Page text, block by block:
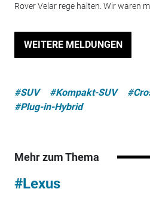
Rover Velar rege halten. Wir waren
WEITERE MELDUNGEN
#SUV #Kompakt-SUV
#Plug-in-Hybrid
Mehr zum Thema
#Lexus